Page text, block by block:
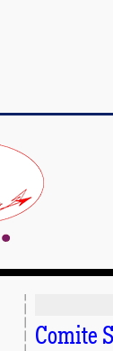
Comite